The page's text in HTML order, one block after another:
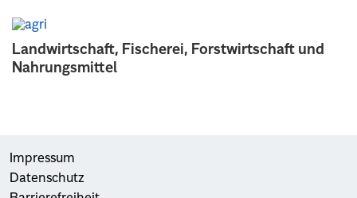
Landwirtschaft, Fischerei, Forstwirtschaft und
Nahrungsmittel
Impressum
Datenschutz